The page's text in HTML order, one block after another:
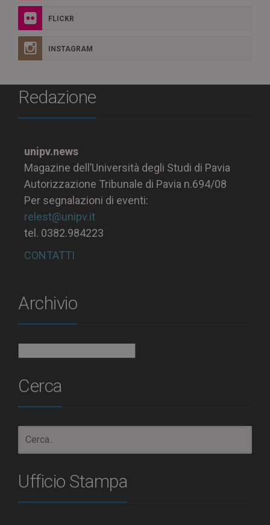
FLICKR
INSTAGRAM
Redazione
unipv.news
Magazine dell’Università degli Studi di Pavia
Autorizzazione Tribunale di Pavia n.694/08
Per segnalazioni di eventi:
relest@unipv.it
tel. 0382.984223
CONTATTI
Archivio
Cerca
Ufficio Stampa